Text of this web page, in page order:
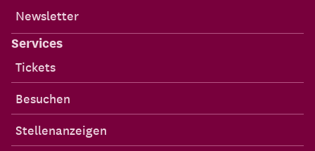
Newsletter
Services
Tickets
Besuchen
Stellenanzeigen